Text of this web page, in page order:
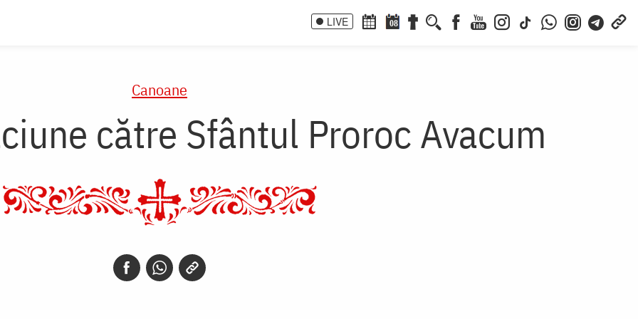
LIVE 08
Canoane
către Sfântul Proroc Avacum